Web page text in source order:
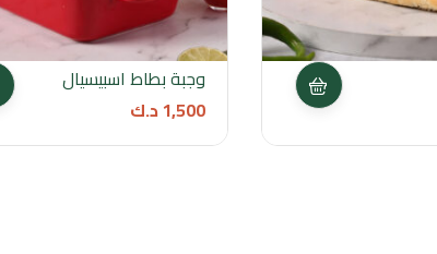
وجبة بطاط اسبيسيال
1,500د.ك